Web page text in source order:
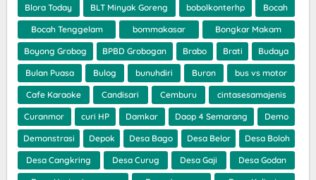
Blora Today BLT Minyak Goreng bobolkonterhp Bocah
Bocah Tenggelam bommakasar Bongkar Makam
Boyong Grobog BPBD Grobogan Brabo Brati Budaya
Bulan Puasa Bulog bunuhdiri Buron bus vs motor
Cafe Karaoke Candisari Cemburu cintasesamajenis
Curanmor curi HP Damkar Daop 4 Semarang Demo
Demonstrasi Depok Desa Bago Desa Belor Desa Boloh
Desa Cangkring Desa Curug Desa Gaji Desa Godan